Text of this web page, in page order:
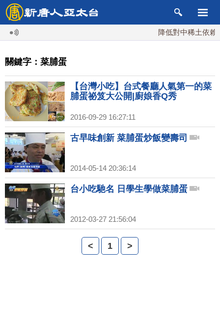
降低對中稀土依賴
關鍵字：菜脯蛋
【台灣小吃】台式餐廳人氣第一的菜
脯蛋祕笈大公開|廚娘香Q秀
2016-09-29 16:27:11
古早味創新 菜脯蛋炒飯變壽司
2014-05-14 20:36:14
台小吃馳名 日學生學做菜脯蛋
2012-03-27 21:56:04
< 1 >